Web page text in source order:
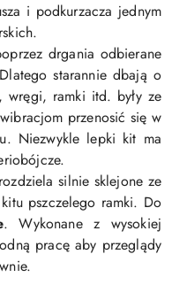
i podkurzacza jednym
drgania odbierane
starannie dbają o
wręgi, ramki itd. były ze
przenosić się w
Niezwykle lepki kit ma
silnie sklejone ze
pszczelego ramki. Do
. Wykonane z wysokiej
pracę aby przeglądy